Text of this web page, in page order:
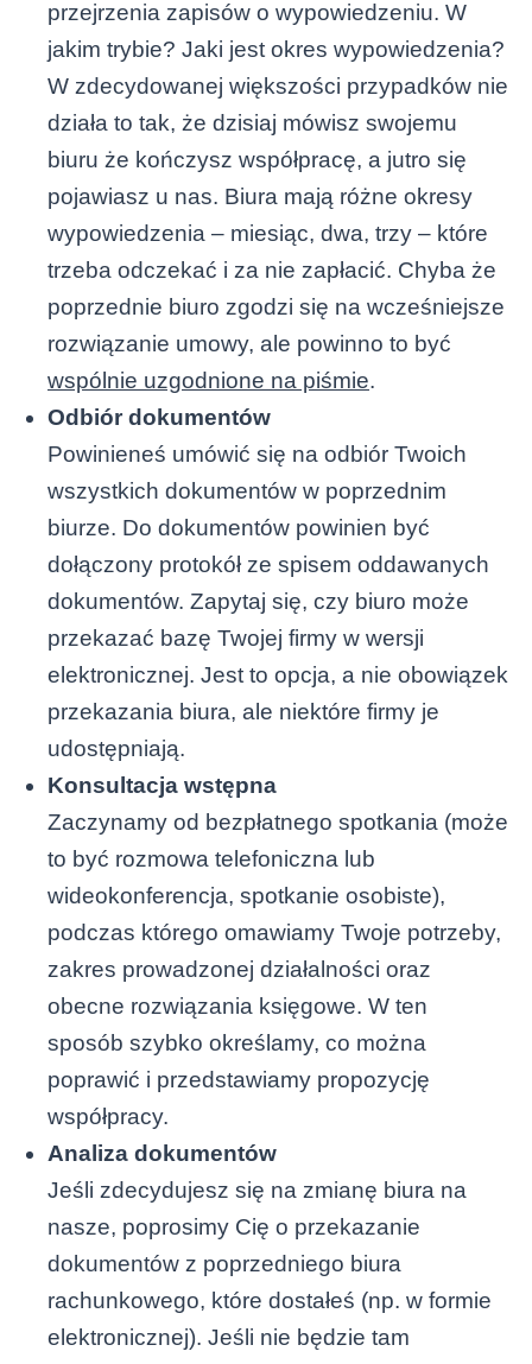
przejrzenia zapisów o wypowiedzeniu. W
jakim trybie? Jaki jest okres wypowiedzenia?
W zdecydowanej większości przypadków nie
działa to tak, że dzisiaj mówisz swojemu
biuru że kończysz współpracę, a jutro się
pojawiasz u nas. Biura mają różne okresy
wypowiedzenia – miesiąc, dwa, trzy – które
trzeba odczekać i za nie zapłacić. Chyba że
poprzednie biuro zgodzi się na wcześniejsze
rozwiązanie umowy, ale powinno to być
wspólnie uzgodnione na piśmie.
Odbiór dokumentów
Powinieneś umówić się na odbiór Twoich
wszystkich dokumentów w poprzednim
biurze. Do dokumentów powinien być
dołączony protokół ze spisem oddawanych
dokumentów. Zapytaj się, czy biuro może
przekazać bazę Twojej firmy w wersji
elektronicznej. Jest to opcja, a nie obowiązek
przekazania biura, ale niektóre firmy je
udostępniają.
Konsultacja wstępna
Zaczynamy od bezpłatnego spotkania (może
to być rozmowa telefoniczna lub
wideokonferencja, spotkanie osobiste),
podczas którego omawiamy Twoje potrzeby,
zakres prowadzonej działalności oraz
obecne rozwiązania księgowe. W ten
sposób szybko określamy, co można
poprawić i przedstawiamy propozycję
współpracy.
Analiza dokumentów
Jeśli zdecydujesz się na zmianę biura na
nasze, poprosimy Cię o przekazanie
dokumentów z poprzedniego biura
rachunkowego, które dostałeś (np. w formie
elektronicznej). Jeśli nie będzie tam